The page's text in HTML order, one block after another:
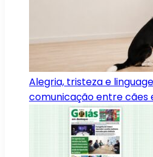
Alegria, tristeza e
comunicação entre cães